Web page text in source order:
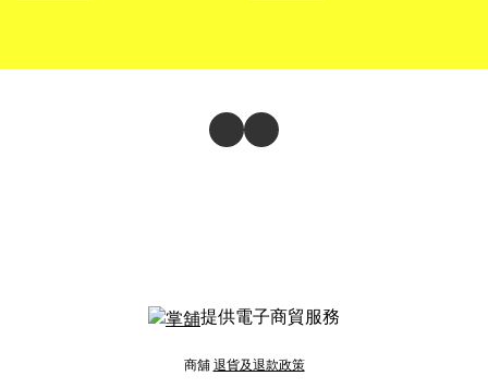
提供電子商貿服務
商舖 退貨及退款政策